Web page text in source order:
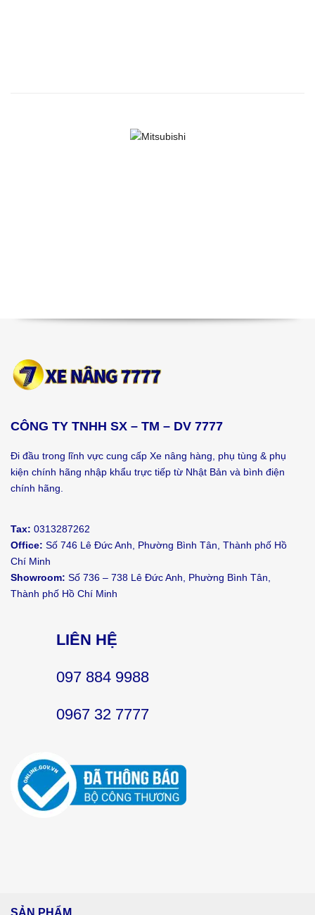
CÔNG TY TNHH SX – TM – DV 7777
Đi đầu trong lĩnh vực cung cấp Xe nâng hàng, phụ tùng & phụ
kiện chính hãng nhập khẩu trực tiếp từ Nhật Bản và bình điện
chính hãng.
Tax: 0313287262
Office: Số 746 Lê Đức Anh, Phường Bình Tân, Thành phố Hồ
Chí Minh
Showroom: Số 736 – 738 Lê Đức Anh, Phường Bình Tân,
Thành phố Hồ Chí Minh
LIÊN HỆ
097 884 9988
0967 32 7777
SẢN PHẨM